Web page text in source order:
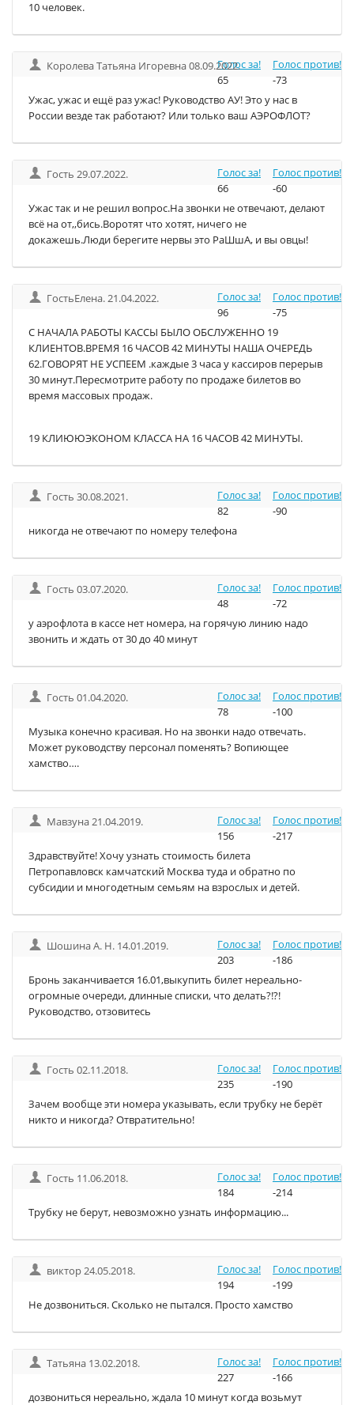
10 человек.
Королева Татьяна Игоревна 08.09.2022.Голос за!
65
Голос против!
-73
Ужас, ужас и ещё раз ужас! Руководство АУ! Это у нас в
России везде так работают? Или только ваш АЭРОФЛОТ?
Гость 29.07.2022.
Голос за!
66
Голос против!
-60
Ужас так и не решил вопрос.На звонки не отвечают, делают
всё на от,,бись.Воротят что хотят, ничего не
докажешь.Люди берегите нервы это РаШшА, и вы овцы!
ГостьЕлена. 21.04.2022.
Голос за!
96
Голос против!
-75
С НАЧАЛА РАБОТЫ КАССЫ БЫЛО ОБСЛУЖЕННО 19
КЛИЕНТОВ.ВРЕМЯ 16 ЧАСОВ 42 МИНУТЫ НАША ОЧЕРЕДЬ
62.ГОВОРЯТ НЕ УСПЕЕМ .каждые 3 часа у кассиров перерыв
30 минут.Пересмотрите работу по продаже билетов во
время массовых продаж.
19 КЛИЮЮЭКОНОМ КЛАССА НА 16 ЧАСОВ 42 МИНУТЫ.
Гость 30.08.2021.
Голос за!
82
Голос против!
-90
никогда не отвечают по номеру телефона
Гость 03.07.2020.
Голос за!
48
Голос против!
-72
у аэрофлота в кассе нет номера, на горячую линию надо
звонить и ждать от 30 до 40 минут
Гость 01.04.2020.
Голос за!
78
Голос против!
-100
Музыка конечно красивая. Но на звонки надо отвечать.
Может руководству персонал поменять? Вопиющее
хамство….
Мавзуна 21.04.2019.
Голос за!
156
Голос против!
-217
Здравствуйте! Хочу узнать стоимость билета
Петропавловск камчатский Москва туда и обратно по
субсидии и многодетным семьям на взрослых и детей.
Шошина А. Н. 14.01.2019.
Голос за!
203
Голос против!
-186
Бронь заканчивается 16.01,выкупить билет нереально-
огромные очереди, длинные списки, что делать?!?!
Руководство, отзовитесь
Гость 02.11.2018.
Голос за!
235
Голос против!
-190
Зачем вообще эти номера указывать, если трубку не берёт
никто и никогда? Отвратительно!
Гость 11.06.2018.
Голос за!
184
Голос против!
-214
Трубку не берут, невозможно узнать информацию...
виктор 24.05.2018.
Голос за!
194
Голос против!
-199
Не дозвониться. Сколько не пытался. Просто хамство
Татьяна 13.02.2018.
Голос за!
227
Голос против!
-166
дозвониться нереально, ждала 10 минут когда возьмут